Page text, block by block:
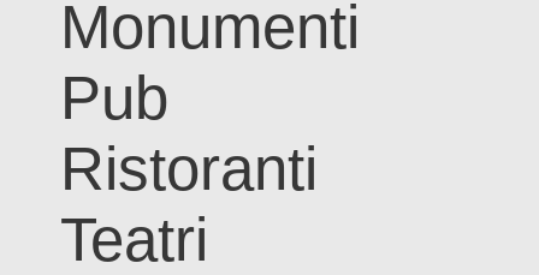
Monumenti
Pub
Ristoranti
Teatri